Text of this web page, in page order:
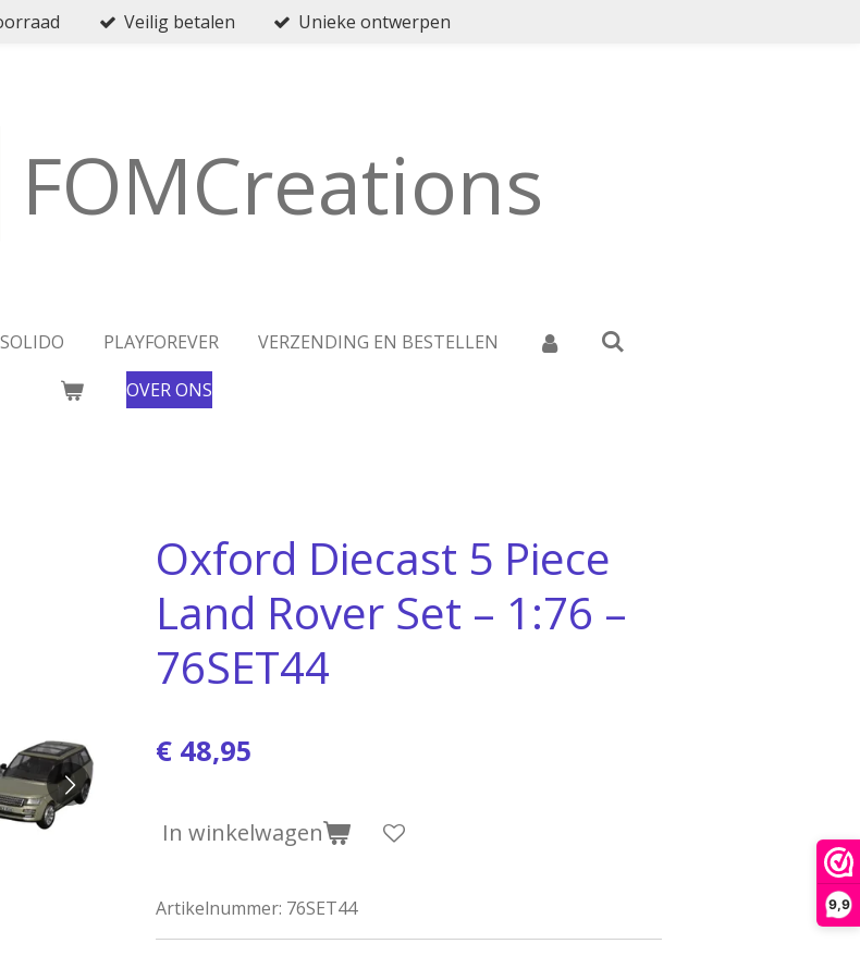
9,9
Veilig betalen Unieke ontwerpen
FOMCreations
SOLIDO PLAYFOREVER
VERZENDING EN BESTELLEN
OVER ONS
Oxford Diecast 5 Piece
Land Rover Set – 1:76 –
76SET44
€ 48,95
In winkelwagen
Artikelnummer: 76SET44